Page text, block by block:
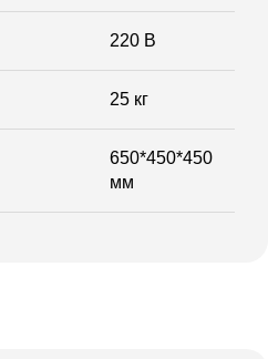
220 В
25 кг
650*450*450
мм